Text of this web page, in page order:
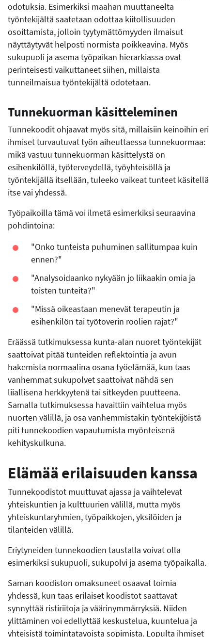
odotuksia. Esimerkiksi maahan muuttaneelta
työntekijältä saatetaan odottaa kiitollisuuden
osoittamista, jolloin tyytymättömyyden ilmaisut
näyttäytyvät helposti normista poikkeavina. Myös
sukupuoli ja asema työpaikan hierarkiassa ovat
perinteisesti vaikuttaneet siihen, millaista
tunneilmaisua työntekijältä odotetaan.
Tunnekuorman käsitteleminen
Tunnekoodit ohjaavat myös sitä, millaisiin keinoihin eri
ihmiset turvautuvat työn aiheuttaessa tunnekuormaa:
mikä vastuu tunnekuorman käsittelystä on
esihenkilöllä, työterveydellä, työyhteisöllä ja
työntekijällä itsellään, tuleeko vaikeat tunteet käsitellä
itse vai yhdessä.
Työpaikoilla tämä voi ilmetä esimerkiksi seuraavina
pohdintoina:
"Onko tunteista puhuminen sallitumpaa kuin
ennen?"
"Analysoidaanko nykyään jo liikaakin omia ja
toisten tunteita?"
"Missä oikeastaan menevät terapeutin ja
esihenkilön tai työtoverin roolien rajat?"
Eräässä tutkimuksessa kunta-alan nuoret työntekijät
saattoivat pitää tunteiden reflektointia ja avun
hakemista normaalina osana työelämää, kun taas
vanhemmat sukupolvet saattoivat nähdä sen
liiallisena herkkyytenä tai sitkeyden puutteena.
Samalla tutkimuksessa havaittiin vaihtelua myös
nuorten välillä, ja osa vanhemmistakin työntekijöistä
piti tunnekoodien vapautumista myönteisenä
kehityskulkuna.
Elämää erilaisuuden kanssa
Tunnekoodistot muuttuvat ajassa ja vaihtelevat
yhteiskuntien ja kulttuurien välillä, mutta myös
yhteiskuntaryhmien, työpaikkojen, yksilöiden ja
tilanteiden välillä.
Eriytyneiden tunnekoodien taustalla voivat olla
esimerkiksi sukupuoli, sukupolvi ja asema työpaikalla.
Saman koodiston omaksuneet osaavat toimia
yhdessä, kun taas erilaiset koodistot saattavat
synnyttää ristiriitoja ja väärinymmärryksiä. Niiden
ylittäminen voi edellyttää keskustelua, kuuntelua ja
yhteisistä toimintatavoista sopimista. Lopulta ihmiset